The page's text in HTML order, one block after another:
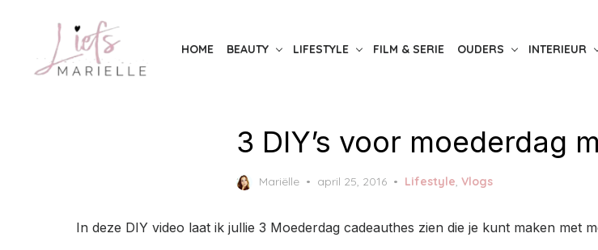
HOME BEAUTY LIFESTYLE FILM & SERIE OUDERS INTERIEUR
3 DIY’s voor moederdag
Mariëlle
P
t
april 25, 2016 Lifestyle Vlogs
In deze DIY video laat ik jullie 3 Moederdag cadeauthes zien die je kunt maken met